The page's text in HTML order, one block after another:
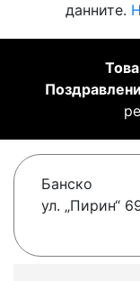
данните.
Банско
ул. „Пирин“